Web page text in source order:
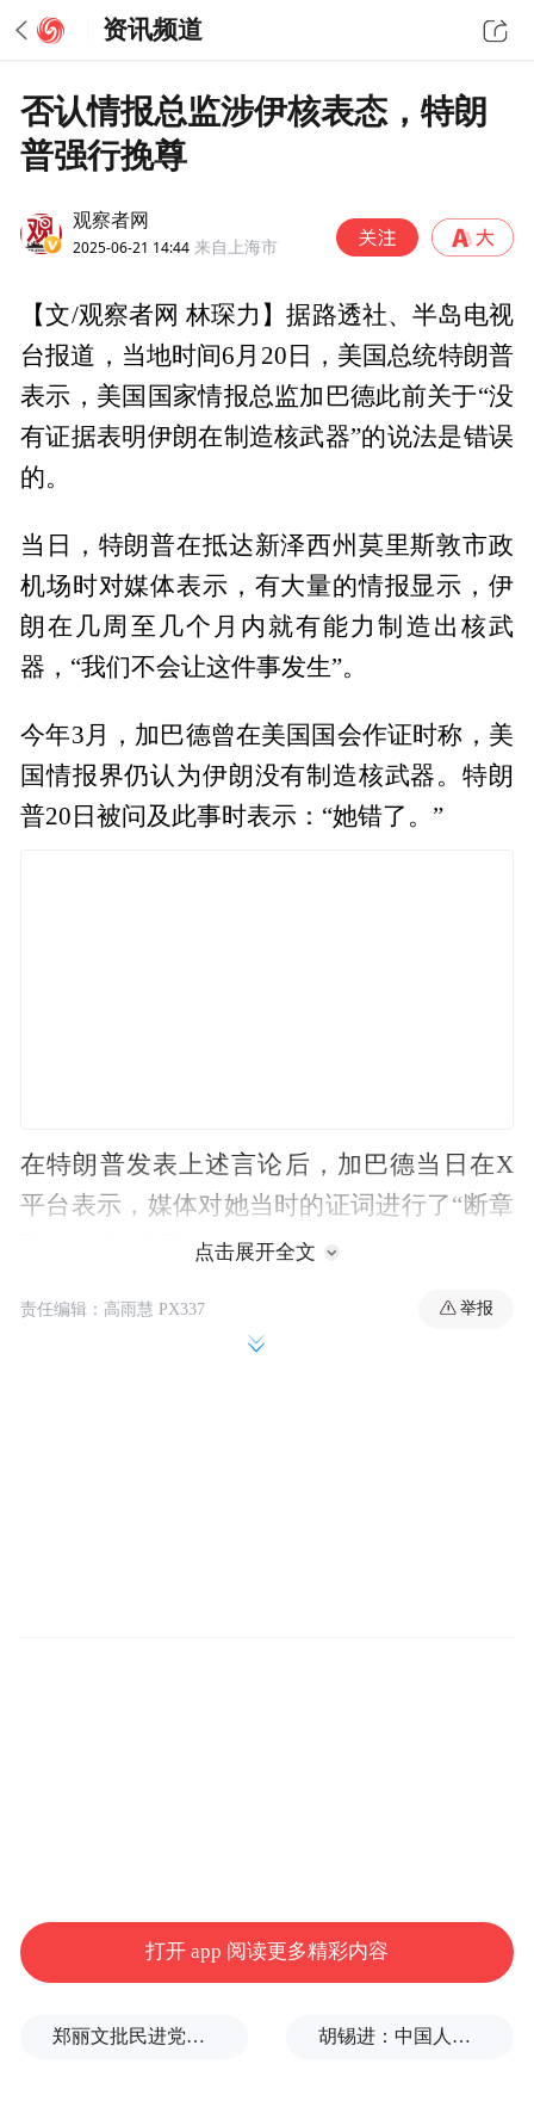
资讯频道
否认情报总监涉伊核表态，特朗
普强行挽尊
观察者网
2025-06-21 14:44 来自上海市
【文/观察者网 林琛力】据路透社、半岛电视
台报道，当地时间6月20日，美国总统特朗普
表示，美国国家情报总监加巴德此前关于“没
有证据表明伊朗在制造核武器”的说法是错误
的。
当日，特朗普在抵达新泽西州莫里斯敦市政
机场时对媒体表示，有大量的情报显示，伊
朗在几周至几个月内就有能力制造出核武
器，“我们不会让这件事发生”。
今年3月，加巴德曾在美国国会作证时称，美
国情报界仍认为伊朗没有制造核武器。特朗
普20日被问及此事时表示：“她错了。”
在特朗普发表上述言论后，加巴德当日在X
平台表示，媒体对她当时的证词进行了“断章
取义”，并试图“制造分裂”。
“美国掌握的情报显示，如果伊朗决定完成组
装，他们已经达到了可以在几周到几个月内
伊朗当局一直否认正在研制核武器，并称其
铀浓缩计划仅用于和平目的。
针对是否决定打击伊朗的问题，特朗普说“我
点击展开全文
责任编辑：高雨慧 PX337 举报
打开 app 阅读更多精彩内容
郑丽文批民进党胡说八道：台湾没“独立”过，也从来不是一个国家 胡锡进：中国人到了改变观念的时候，不要把自己搞得太苦